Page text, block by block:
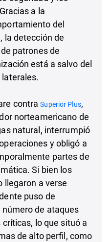
a la
del
la detección de
patrones de
está a salvo del
contraSuperior Plus,
norteamericano de
natural, interrumpió
y obligó a
partes de
Si bien los
llegaron a verse
puso de
de ataques
lo que situó a
de alto perfil, como